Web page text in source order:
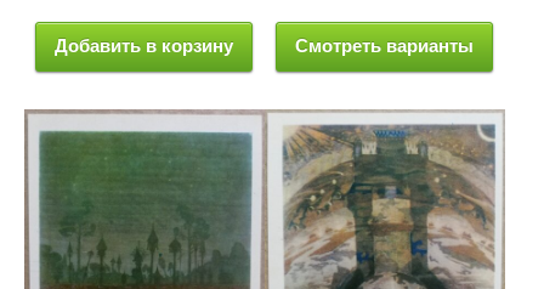
Добавить в корзину Смотреть варианты